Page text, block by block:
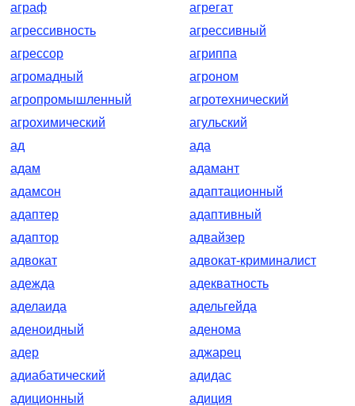
аграф
агрегат
агрессивность
агрессивный
агрессор
агриппа
агромадный
агроном
агропромышленный
агротехнический
агрохимический
агульский
ад
ада
адам
адамант
адамсон
адаптационный
адаптер
адаптивный
адаптор
адвайзер
адвокат
адвокат-криминалист
адежда
адекватность
аделаида
адельгейда
аденоидный
аденома
адер
аджарец
адиабатический
адидас
адиционный
адиция